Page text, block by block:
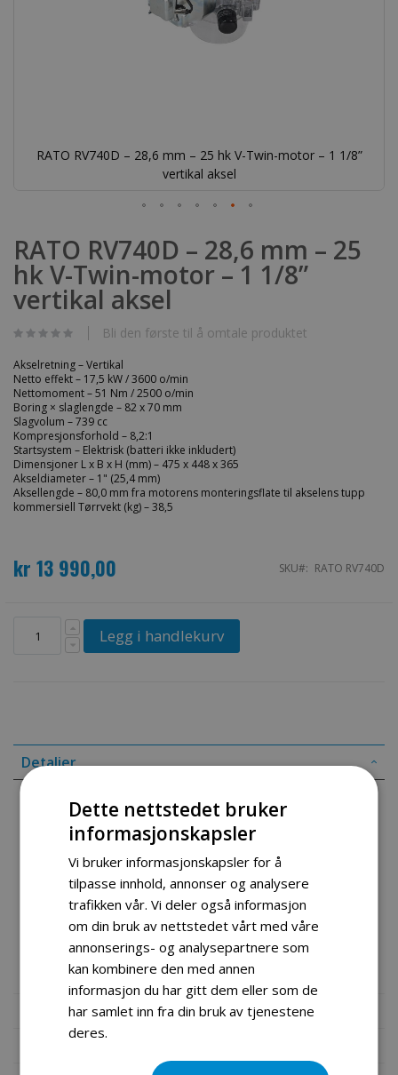
RATO RV740D – 28,6 mm – 25 hk V-Twin-motor – 1 1/8”
vertikal aksel
til
begynnelsen
av
bildegalleri
RATO RV740D – 28,6 mm – 25
hk V-Twin-motor – 1 1/8”
vertikal aksel
Bli den første til å omtale produktet
Akselretning – Vertikal
Netto effekt – 17,5 kW / 3600 o/min
Nettomoment – 51 Nm / 2500 o/min
Boring × slaglengde – 82 x 70 mm
Slagvolum – 739 cc
Kompresjonsforhold – 8,2:1
Startsystem – Elektrisk (batteri ikke inkludert)
Dimensjoner L x B x H (mm) – 475 x 448 x 365
Akseldiameter – 1" (25,4 mm)
Aksellengde – 80,0 mm fra motorens monteringsflate til akselens tupp
kommersiell Tørrvekt (kg) – 38,5
kr 13 990,00 SKU RATO RV740D
Legg i handlekurv
Detaljer
Denne V-Twin-motoren med vertikal aksel er en kommersiell
motor med støpejernssylinder og elektrisk startsystem, klar
til å drive industri- og landbruksutstyr med høyt moment ved
lavere (2500) o/min, komplett med eksosanlegg.
Hovedegenskapene til disse RV-motorene: De er
lettstartede, har høy ytelse og lang levetid, noe som er
grunnen til at de brukes av Husqvarna og Kärcher.
Mer informasjon
Dette nettstedet bruker
informasjonskapsler
Vi bruker informasjonskapsler for å
tilpasse innhold, annonser og analysere
trafikken vår. Vi deler også informasjon
om din bruk av nettstedet vårt med våre
annonserings- og analysepartnere som
kan kombinere den med annen
informasjon du har gitt dem eller som de
har samlet inn fra din bruk av tjenestene
deres.